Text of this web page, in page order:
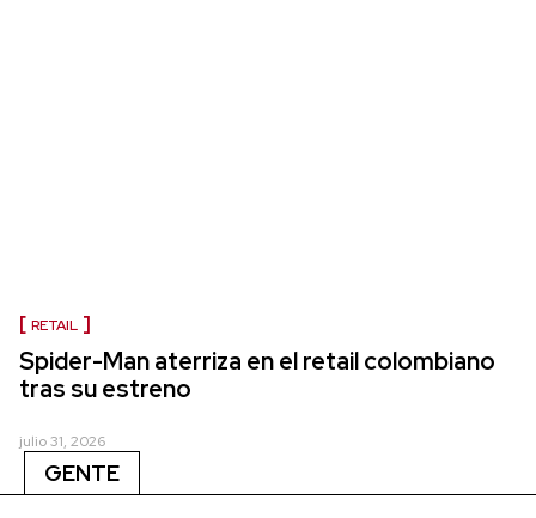
RETAIL
Spider-Man aterriza en el retail colombiano
tras su estreno
julio 31, 2026
GENTE